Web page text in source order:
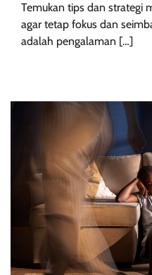
Temukan tips dan strategi
agar tetap fokus dan
adalah pengalaman […]